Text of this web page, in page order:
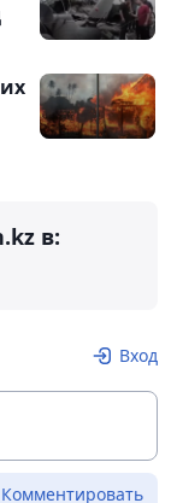
в:
Вход
Комментировать